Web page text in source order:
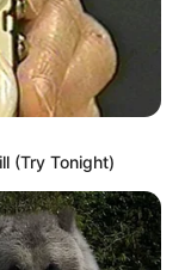
(Try Tonight)